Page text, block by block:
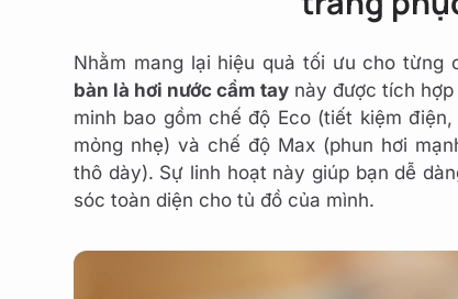
Nhằm mang lại hiệu quả tối ưu cho từng
bàn là hơi nước cầm tay này được tích
minh bao gồm chế độ Eco (tiết kiệm
mỏng nhẹ) và chế độ Max (phun hơi
thô dày). Sự linh hoạt này giúp bạn dễ
sóc toàn diện cho tủ đồ của mình.